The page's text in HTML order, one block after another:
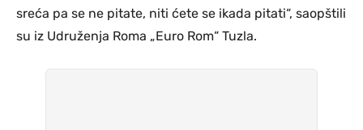
sreća pa se ne pitate, niti ćete se ikada pitati“, saopštili
su iz Udruženja Roma „Euro Rom“ Tuzla.